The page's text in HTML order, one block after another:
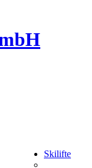
Skilifte